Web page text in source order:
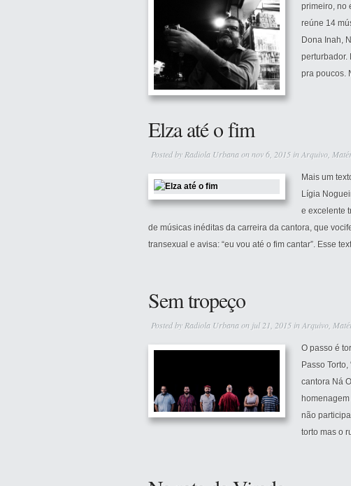
primeiro, no
reúne 14
Dona Inah,
perturbador.
pra poucos.
Elza até o fim
Posted by Radiola Urbanaon nov 6, 2015 inArquivo
Mais um
Lígia
e excelente
de músicas inéditas da carreira da cantora, que
transexual e avisa: “eu vou até o fim cantar”. Esse
Sem tropeço
Posted by Radiola Urbanaon jul 21, 2015 inArquivo
O passo é
Passo
cantora Ná
não
torto mas o